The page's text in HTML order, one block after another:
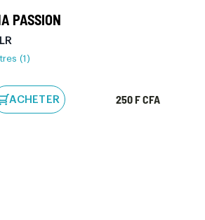
PASSION
(1)
ACHETER 250 F CFA